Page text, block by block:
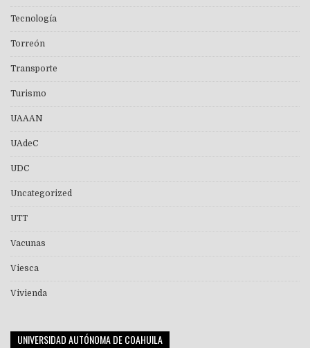
Tecnología
Torreón
Transporte
Turismo
UAAAN
UAdeC
UDC
Uncategorized
UTT
Vacunas
Viesca
Vivienda
UNIVERSIDAD AUTÓNOMA DE COAHUILA